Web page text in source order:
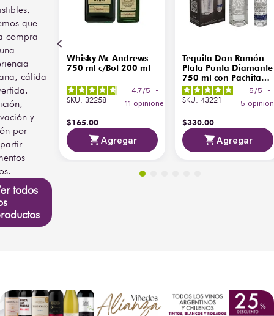
que
compra
cálida
y
por
todos
Whisky Mc Andrews
750 ml c/Bot 200 ml
4.7/5
-
11 opiniones
SKU: 32258
$165.00
Agregar
Tequila Don Ramón
Plata Punta Diamante
750 ml con Pachita
200 ml
5 /5
-
5
SKU: 43221
$330.00
Agregar